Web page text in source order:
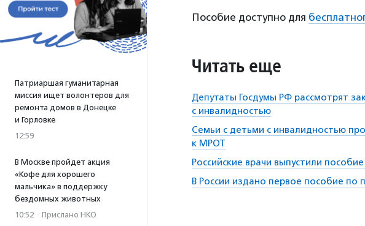
Патриаршая гуманитарная
миссия ищет волонтеров для
ремонта домов в Донецке
и Горловке
12:59
В Москве пройдет акция
«Кофе для хорошего
мальчика» в поддержку
бездомных животных
10:52 · Прислано НКО
Пособие доступно для
Читать еще
Депутаты Госдумы РФ рассмотрят
с инвалидностью
Семьи с детьми с инвалидностью
к МРОТ
Российские врачи выпустили
В России издано первое пособие